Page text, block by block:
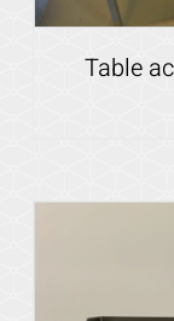
Table